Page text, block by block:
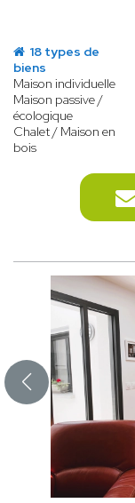
18 types de
biens
Maison individuelle
Maison passive /
écologique
Chalet / Maison en
bois